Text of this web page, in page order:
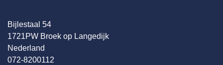
Bijlestaal 54
1721PW Broek op Langedijk
Nederland
072-8200112